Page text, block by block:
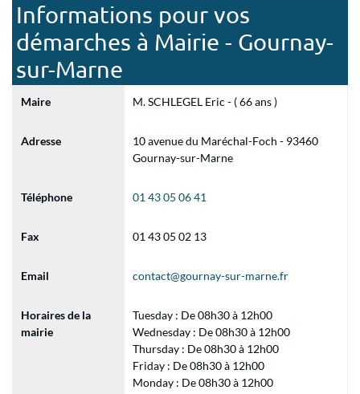
Informations pour vos
démarches à Mairie - Gournay-
sur-Marne
Maire M. SCHLEGEL Eric - ( 66 ans )
Adresse
10 avenue du Maréchal-Foch - 93460
Gournay-sur-Marne
Téléphone 01 43 05 06 41
Fax 01 43 05 02 13
Email contact@gournay-sur-marne.fr
Horaires de la
mairie
Tuesday : De 08h30 à 12h00
Wednesday : De 08h30 à 12h00
Thursday : De 08h30 à 12h00
Friday : De 08h30 à 12h00
Monday : De 08h30 à 12h00